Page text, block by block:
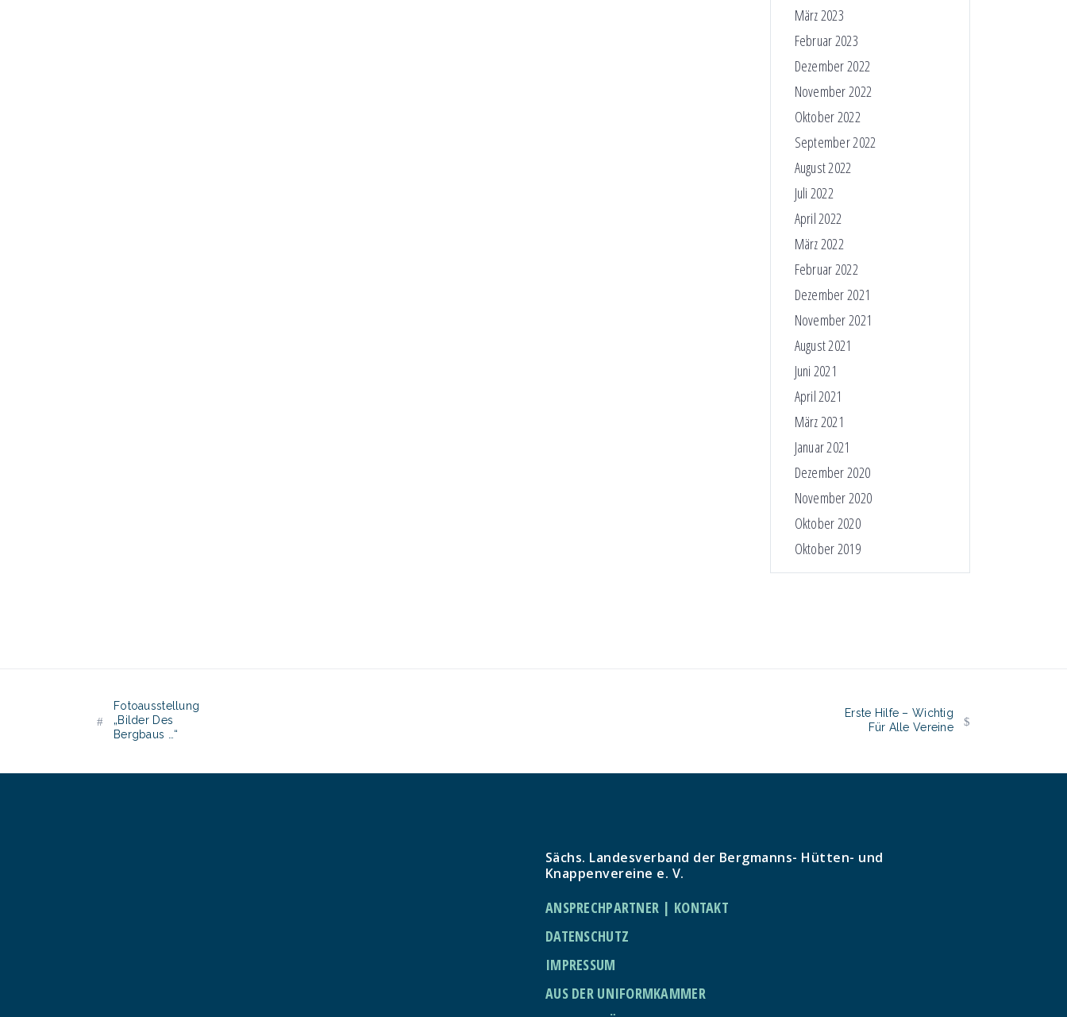
März 2023
Februar 2023
Dezember 2022
November 2022
Oktober 2022
September 2022
August 2022
Juli 2022
April 2022
März 2022
Februar 2022
Dezember 2021
November 2021
August 2021
Juni 2021
April 2021
März 2021
Januar 2021
Dezember 2020
November 2020
Oktober 2020
Oktober 2019
Fotoausstellung
„Bilder Des
Bergbaus …“
Erste Hilfe – Wichtig
Für Alle Vereine
Sächs. Landesverband der Bergmanns- Hütten- und
Knappenvereine e. V.
ANSPRECHPARTNER | KONTAKT
DATENSCHUTZ
IMPRESSUM
AUS DER UNIFORMKAMMER